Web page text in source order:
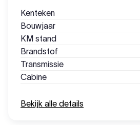
Kenteken
Bouwjaar
KM stand
Brandstof
Transmissie
Cabine
Bekijk alle details